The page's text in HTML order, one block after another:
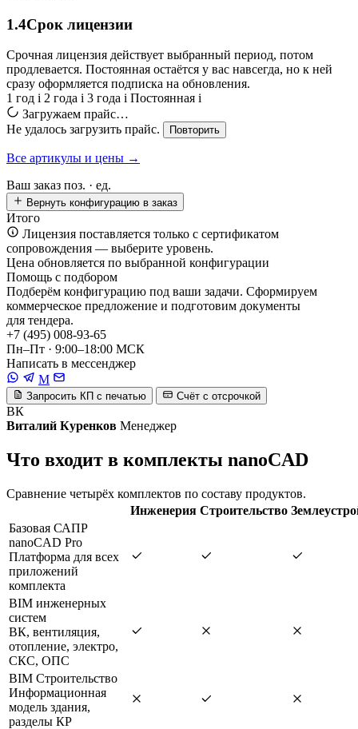
1.4Срок лицензии
Срочная лицензия действует выбранный период, потом
продлевается. Постоянная остаётся у вас навсегда, но к ней
сразу оформляется подписка на обновления.
1 год i 2 года i 3 года i Постоянная i
Загружаем прайс…
Не удалось загрузить прайс.
Повторить
Все артикулы и цены →
Ваш заказ поз. · ед.
Вернуть конфигурацию в заказ
Итого
Лицензия поставляется только с сертификатом
сопровождения — выберите уровень.
Цена обновляется по выбранной конфигурации
Помощь с подбором
Подберём конфигурацию под ваши задачи. Сформируем
коммерческое предложение и подготовим документы
для тендера.
+7 (495) 008-93-65
Пн–Пт · 9:00–18:00 МСК
Написать в мессенджер
M
Запросить КП с печатью Счёт с отсрочкой
ВК
Виталий Куренков Менеджер
Что входит в комплекты nanoCAD
Сравнение четырёх комплектов по составу продуктов.
Инженерия Строительство
Базовая САПР
nanoCAD Pro
Платформа для всех
приложений
комплекта
BIM инженерных
систем
ВК, вентиляция,
отопление, электро,
СКС, ОПС
BIM Строительство
Информационная
модель здания,
разделы КР